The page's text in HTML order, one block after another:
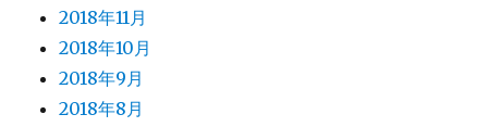
2018年11月
2018年10月
2018年9月
2018年8月